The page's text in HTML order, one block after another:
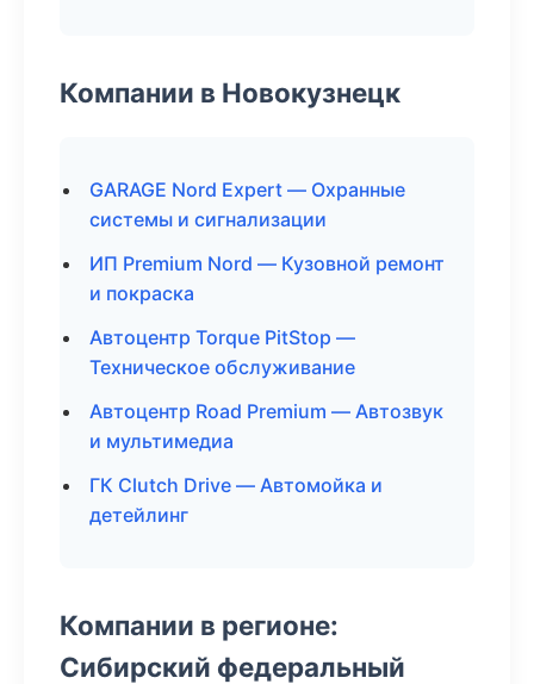
Компании в Новокузнецк
GARAGE Nord Expert — Охранные
системы и сигнализации
ИП Premium Nord — Кузовной ремонт
и покраска
Автоцентр Torque PitStop —
Техническое обслуживание
Автоцентр Road Premium — Автозвук
и мультимедиа
ГК Clutch Drive — Автомойка и
детейлинг
Компании в регионе:
Сибирский федеральный